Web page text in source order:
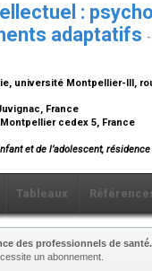
:
adaptatifs
université Montpellier-III,
France
cedex 5, France
et de l’adolescent,
Tableaux
des professionnels de santé.
un abonnement.